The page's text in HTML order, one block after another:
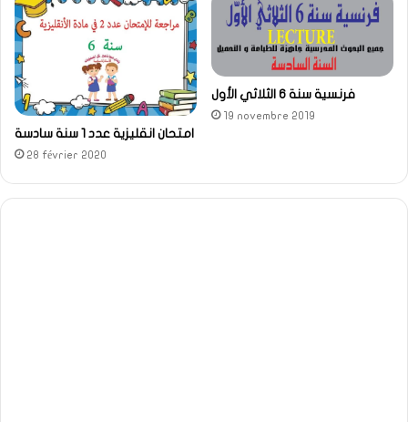
امتحان انقليزية عدد 1 سنة سادسة
28 février 2020
فرنسية سنة 6 الثلاثي الأول
19 novembre 2019